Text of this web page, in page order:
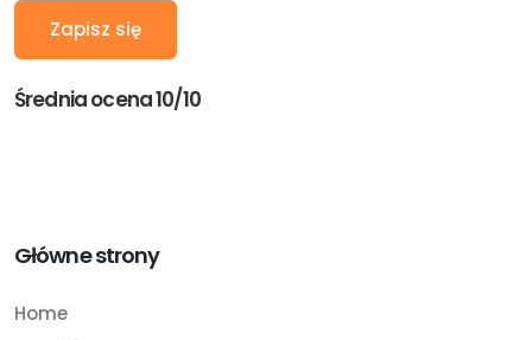
Średnia ocena 10/10
Główne strony
Home